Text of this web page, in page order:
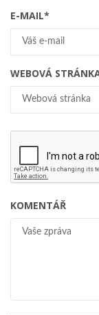
E-MAIL*
WEBOVÁ
KOMENTÁŘ